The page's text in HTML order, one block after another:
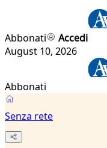
Abbonati
Accedi
August 10, 2026
Abbonati
Senza rete